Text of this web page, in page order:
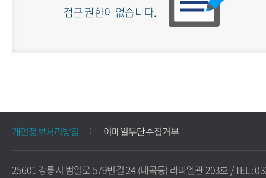
접근 권한이 없습니다.
개인정보처리방침 이메일무단수집거부
25601 강릉시 범일로 579번길 24 (내곡동) 라파엘관 203호 / TEL :